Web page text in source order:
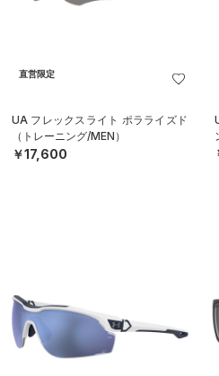
直営限定
UA フレックスライト ポラライズド
（トレーニング/MEN）
￥17,600